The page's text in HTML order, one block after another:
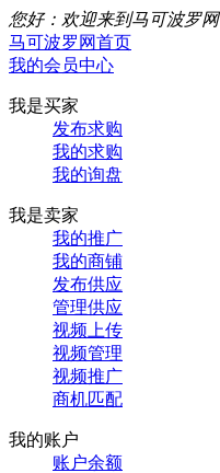
您好：欢迎来到马可波罗网
马可波罗网首页
我的会员中心
我是买家
发布求购
我的求购
我的询盘
我是卖家
我的推广
我的商铺
发布供应
管理供应
视频上传
视频管理
视频推广
商机匹配
我的账户
账户余额